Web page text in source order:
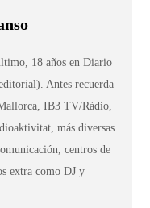
18 años en Diario
Antes recuerda
IB3 TV/Ràdio,
más diversas
centros de
extra como DJ y